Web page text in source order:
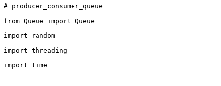
# producer_consumer_queue
from Queue import Queue
import random
import threading
import time